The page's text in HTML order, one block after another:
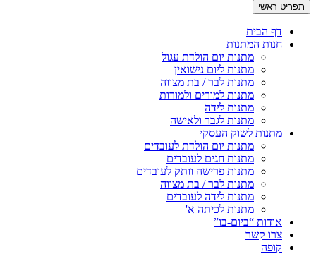
תפריט ראשי
דף הבית
חנות המתנות
מתנות יום הולדת עגול
מתנות ליום נישואין
מתנות לבר / בת מצווה
מתנות למורים ולמורות
מתנות לידה
מתנות לגבר ולאישה
מתנות לשוק העסקי
מתנות יום הולדת לעובדים
מתנות חגים לעובדים
מתנות פרישה וותק לעובדים
מתנות לבר / בת מצווה
מתנות לידה לעובדים
מתנות לכיתה א'
אודות “ביום-בו”
צרו קשר
קופה